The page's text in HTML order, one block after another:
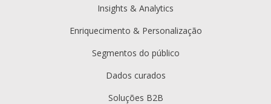
Insights & Analytics
Enriquecimento & Personalização
Segmentos do público
Dados curados
Soluções B2B